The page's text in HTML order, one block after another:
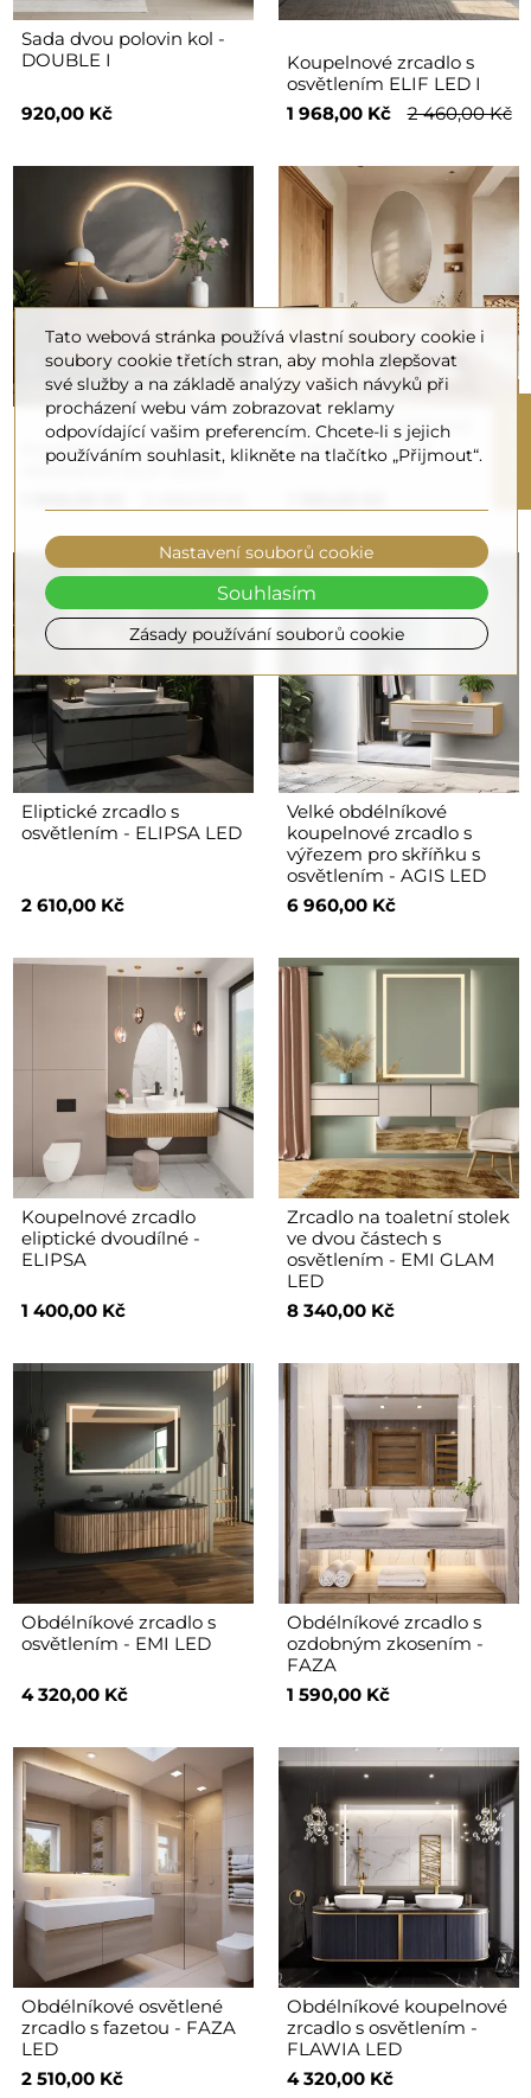
Sada dvou polovin kol -
DOUBLE I
920,00 Kč
Koupelnové zrcadlo s
osvětlením ELIF LED I
1 968,00 Kč
2 460,00 Kč
Koupelnové zrcadlo s
osvětlením ELIF LED II
Eliptické koupelnové
zrcadlo - ELIPSA
Eliptické zrcadlo s
osvětlením - ELIPSA LED
2 610,00 Kč
Velké obdélníkové
koupelnové zrcadlo s
výřezem pro skříňku s
osvětlením - AGIS LED
6 960,00 Kč
Koupelnové zrcadlo
eliptické dvoudílné -
ELIPSA
1 400,00 Kč
Zrcadlo na toaletní stolek
ve dvou částech s
osvětlením - EMI GLAM
LED
8 340,00 Kč
Obdélníkové zrcadlo s
osvětlením - EMI LED
4 320,00 Kč
Obdélníkové zrcadlo s
ozdobným zkosením -
FAZA
1 590,00 Kč
Obdélníkové osvětlené
zrcadlo s fazetou - FAZA
LED
2 510,00 Kč
Obdélníkové koupelnové
zrcadlo s osvětlením -
FLAWIA LED
4 320,00 Kč
Tato webová stránka používá vlastní soubory cookie i
soubory cookie třetích stran, aby mohla zlepšovat
své služby a na základě analýzy vašich návyků při
procházení webu vám zobrazovat reklamy
odpovídající vašim preferencím. Chcete-li s jejich
používáním souhlasit, klikněte na tlačítko „Přijmout“.
Zásady používání souborů cookie
Nastavení souborů cookie
Souhlasím